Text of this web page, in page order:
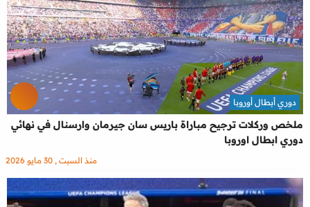
ملخص وركلات ترجيح مباراة باريس سان جيرمان وارسنال في نهائي
دوري ابطال اوروبا
دوري أبطال أوروبا
منذ السبت , 30 مايو 2026